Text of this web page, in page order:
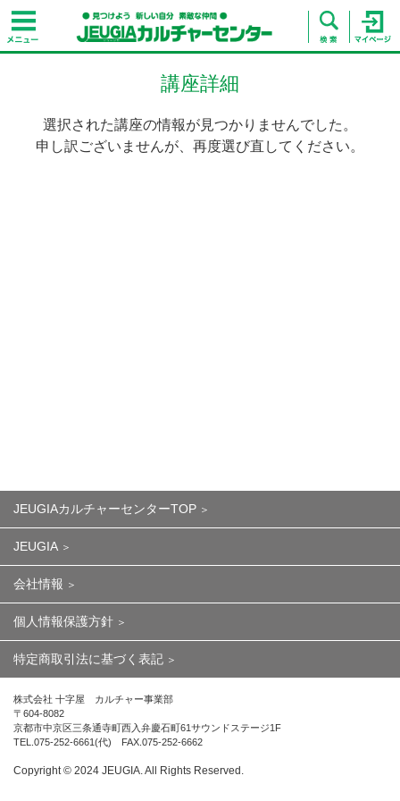
講座詳細
選択された講座の情報が見つかりませんでした。
申し訳ございませんが、再度選び直してください。
JEUGIAカルチャーセンターTOP
JEUGIA
会社情報
個人情報保護方針
特定商取引法に基づく表記
株式会社 十字屋 カルチャー事業部
〒604-8082
京都市中京区三条通寺町西入弁慶石町61サウンドステージ1F
TEL.075-252-6661(代) FAX.075-252-6662
Copyright ©︎ 2024 JEUGIA. All Rights Reserved.